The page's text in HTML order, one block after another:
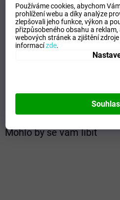
Používáme cookies, abychom
prohlížení webu a díky analýze
zlepšovali jeho funkce, výkon a
přizpůsobeného obsahu a
webových stránek a zjištění
informacízde.
Mohlo by se vám líbit
Svoboda pohybu
100% polyester
Doplňkové parametry
Kategorie
8445954660931
Modelo: 901400.331